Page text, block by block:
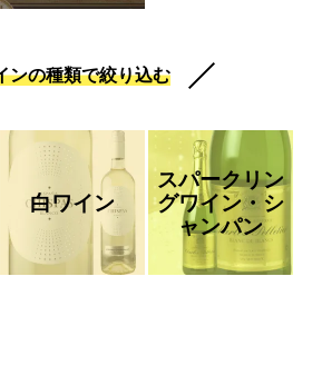
ンの種類で絞り込む
白ワイン
スパークリン
グワイン・シ
ャンパン